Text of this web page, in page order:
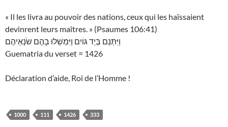
« Il les livra au pouvoir des nations, ceux qui les haïssaient
devinrent leurs maîtres. » (Psaumes 106:41)
וַיִּתְּנֵם בְּיַד גּוֹיִם וַיִּמְשְׁלוּ בָהֶם שֹׂנְאֵיהֶם
Guematria du verset = 1426
Déclaration d’aide, Roi de l’Homme !
1000 111 1426 333